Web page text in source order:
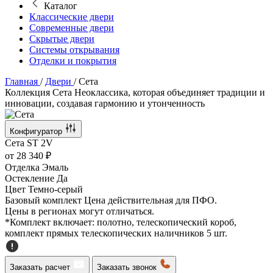
Каталог
Классические двери
Современные двери
Скрытые двери
Системы открывания
Отделки и покрытия
Главная / Двери / Сета
Коллекция Сета Неоклассика, которая объединяет традиции и
инновации, создавая гармонию и утонченность
Конфигуратор
Сета ST 2V
от 28 340 ₽
Отделка Эмаль
Остекление Да
Цвет Темно-серый
Базовый комплект Цена действительная для ПФО.
Цены в регионах могут отличаться.
*Комплект включает: полотно, телескопический короб,
комплект прямых телескопических наличников 5 шт.
Заказать расчет Заказать звонок